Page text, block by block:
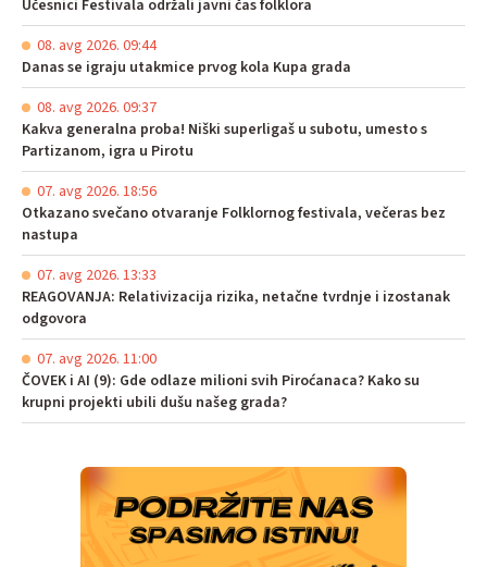
Učesnici Festivala održali javni čas folklora
08. avg 2026. 09:44
Danas se igraju utakmice prvog kola Kupa grada
08. avg 2026. 09:37
Kakva generalna proba! Niški superligaš u subotu, umesto s
Partizanom, igra u Pirotu
07. avg 2026. 18:56
Otkazano svečano otvaranje Folklornog festivala, večeras bez
nastupa
07. avg 2026. 13:33
REAGOVANJA: Relativizacija rizika, netačne tvrdnje i izostanak
odgovora
07. avg 2026. 11:00
ČOVEK i AI (9): Gde odlaze milioni svih Piroćanaca? Kako su
krupni projekti ubili dušu našeg grada?